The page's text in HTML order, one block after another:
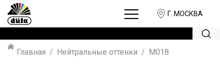
Г. МОСКВА
Главная Нейтральные оттенки M018